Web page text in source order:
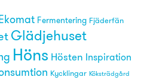
Ekomat Fermentering Fjäderfän
Glädjehuset
Höns Hösten Inspiration
Kycklingar Köksträdgård